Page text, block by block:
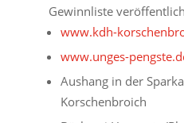
Gewinnliste
www.kdh-
www.unges-
Aushang in der
Korschenbroich